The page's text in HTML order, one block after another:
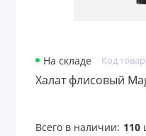
На складе Код
Халат флисовый
Всего в наличии: 110